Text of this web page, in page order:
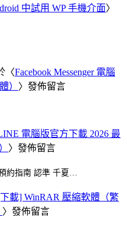
中試用 WP 手機介面〉
〈Facebook Messenger 電腦
） 〉發佈留言
電腦版官方下載 2026 最
〉發佈留言
約指南 認準 千夏…
載] WinRAR 壓縮軟體（繁
〉發佈留言